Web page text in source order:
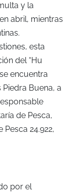
y la
abril, mientras
esta
del “Hu
encuentra
Buena, a
de Pesca,
24.922,
por el